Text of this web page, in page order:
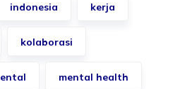
indonesia kerja
kolaborasi
mental health